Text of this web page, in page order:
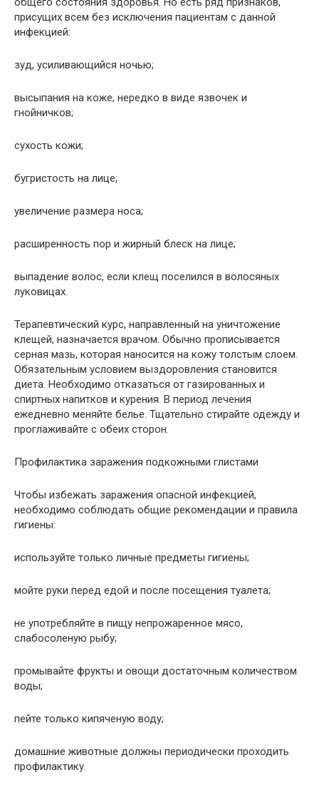
присущих всем без исключения пациентам с данной
инфекцией:
зуд, усиливающийся ночью;
высыпания на коже, нередко в виде язвочек и
гнойничков;
сухость кожи;
бугристость на лице;
увеличение размера носа;
расширенность пор и жирный блеск на лице;
выпадение волос, если клещ поселился в волосяных
луковицах.
Терапевтический курс, направленный на уничтожение
клещей, назначается врачом. Обычно прописывается
серная мазь, которая наносится на кожу толстым слоем.
Обязательным условием выздоровления становится
диета. Необходимо отказаться от газированных и
спиртных напитков и курения. В период лечения
ежедневно меняйте белье. Тщательно стирайте одежду и
проглаживайте с обеих сторон.
Профилактика заражения подкожными глистами
Чтобы избежать заражения опасной инфекцией,
необходимо соблюдать общие рекомендации и правила
гигиены:
используйте только личные предметы гигиены;
мойте руки перед едой и после посещения туалета;
не употребляйте в пищу непрожаренное мясо,
слабосоленую рыбу;
промывайте фрукты и овощи достаточным количеством
воды;
пейте только кипяченую воду;
домашние животные должны периодически проходить
профилактику.